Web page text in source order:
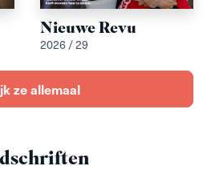
Nieuwe Revu
2026 / 29
ze allemaal